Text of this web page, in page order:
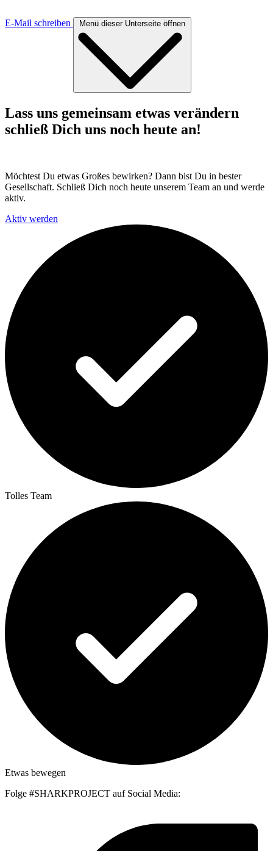
E-Mail schreiben Menü dieser Unterseite öffnen
Lass uns gemeinsam etwas verändern
schließ Dich uns noch heute an!
Möchtest Du etwas Großes bewirken? Dann bist Du in bester
Gesellschaft. Schließ Dich noch heute unserem Team an und werde
aktiv.
Aktiv werden
Tolles Team
Etwas bewegen
Folge #SHARKPROJECT auf Social Media: